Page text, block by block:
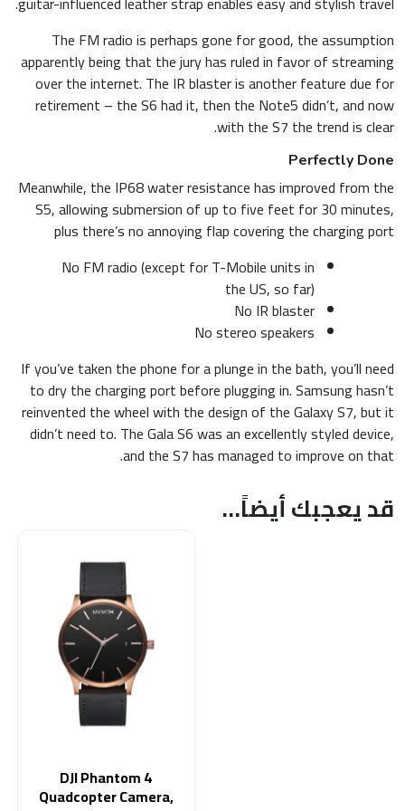
The FM radio is perhaps gone for good, the assumption
apparently being that the jury has ruled in favor of streaming
over the internet. The IR blaster is another feature due for
retirement – the S6 had it, then the Note5 didn’t, and now
with the S7 the trend is clear.
Perfectly Done
Meanwhile, the IP68 water resistance has improved from the
S5, allowing submersion of up to five feet for 30 minutes,
plus there’s no annoying flap covering the charging port
No FM radio (except for T-Mobile units in
the US, so far)
No IR blaster
No stereo speakers
If you’ve taken the phone for a plunge in the bath, you’ll need
to dry the charging port before plugging in. Samsung hasn’t
reinvented the wheel with the design of the Galaxy S7, but it
didn’t need to. The Gala S6 was an excellently styled device,
and the S7 has managed to improve on that.
قد يعجبك أيضاً…
DJI Phantom 4
Quadcopter Camera,